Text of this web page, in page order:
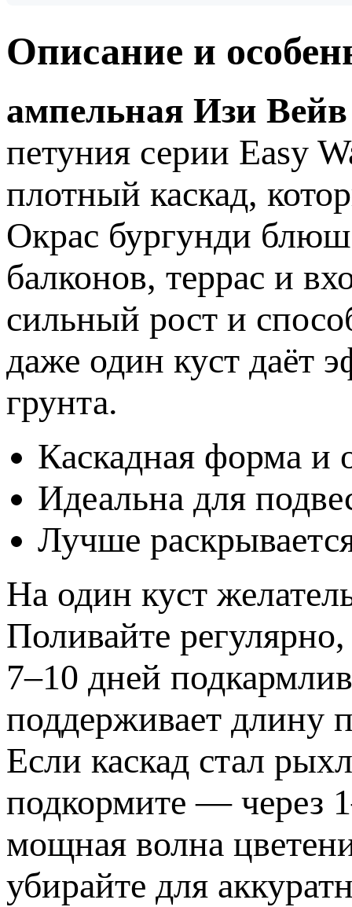
Описание и
ампельная Изи
петуния серии Easy
плотный каскад,
Окрас бургунди блюш
балконов, террас и
сильный рост и
даже один куст даёт
грунта.
Каскадная форма и
Идеальна для
Лучше
На один куст
Поливайте
7–10 дней
поддерживает длину
Если каскад стал
подкормите — через
мощная волна
убирайте для